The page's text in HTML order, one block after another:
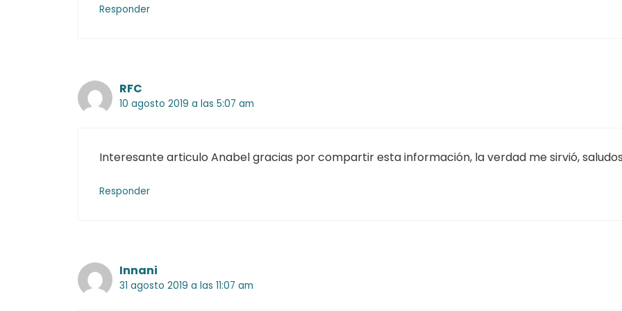
Responder
RFC
10 agosto 2019 a las 5:07 am
Interesante articulo Anabel gracias por compartir esta información, la verdad me sirvió,
Responder
Innani
31 agosto 2019 a las 11:07 am